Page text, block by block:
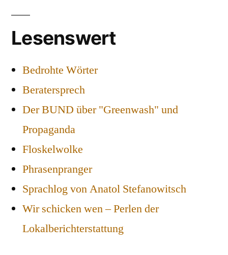
Lesenswert
Bedrohte Wörter
Beratersprech
Der BUND über "Greenwash" und
Propaganda
Floskelwolke
Phrasenpranger
Sprachlog von Anatol Stefanowitsch
Wir schicken wen – Perlen der
Lokalberichterstattung